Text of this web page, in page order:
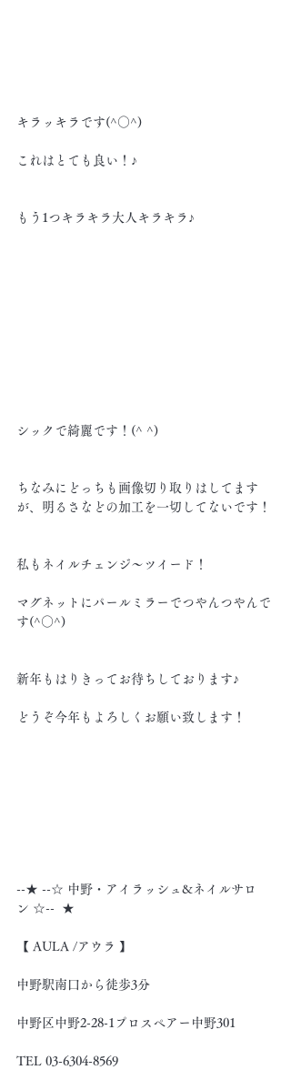
キラッキラです(^○^)
これはとても良い！♪
もう1つキラキラ大人キラキラ♪
シックで綺麗です！(^ ^)
ちなみにどっちも画像切り取りはしてます
が、明るさなどの加工を一切してないです！
私もネイルチェンジ～ツイード！
マグネットにパールミラーでつやんつやんで
す(^○^)
新年もはりきってお待ちしております♪
どうぞ今年もよろしくお願い致します！
--★ --☆ 中野・アイラッシュ&ネイルサロ
ン ☆--  ★
【 AULA /アウラ 】
中野駅南口から徒歩3分
中野区中野2-28-1プロスペアー中野301
TEL 03-6304-8569